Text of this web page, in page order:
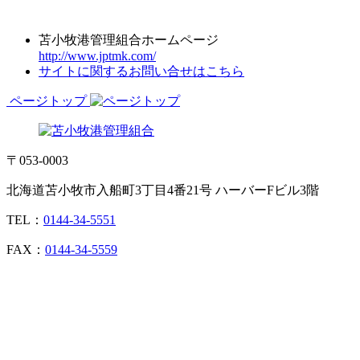
苫小牧港管理組合ホームページ
http://www.jptmk.com/
サイトに関するお問い合せはこちら
ページトップ
〒053-0003
北海道苫小牧市入船町3丁目4番21号 ハーバーFビル3階
TEL： 0144-34-5551
FAX： 0144-34-5559